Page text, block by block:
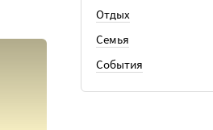
Отдых
Семья
События